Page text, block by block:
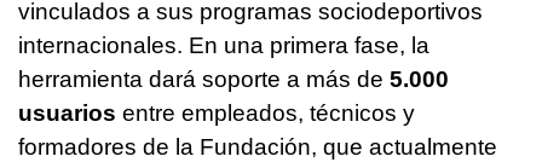
vinculados a sus programas sociodeportivos
internacionales. En una primera fase, la
herramienta dará soporte a más de 5.000
usuarios entre empleados, técnicos y
formadores de la Fundación, que actualmente